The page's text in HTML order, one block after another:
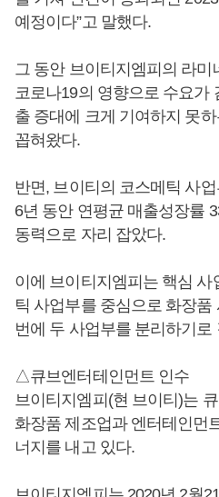
예정이다”고 말했다.
그 동안 브이티지엠피의 라
코로나19의 영향으로 수요가
출 증대에 크게 기여하지 못
꼽혀왔다.
반면, 브이티의 코스메틱 사
6년 동안 연평균 매출성장률
동력으로 자리 잡았다.
이에 브이티지엠피는 핵심 사
틱 사업부를 중심으로 화장품
번에 두 사업부를 분리하기로
△큐브엔터테인먼트 인수
브이티지엠피(현 브이티)는
화장품 제조업과 엔터테인먼
너지를 내고 있다.